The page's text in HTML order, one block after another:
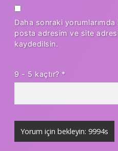
Daha sonraki yorumlarımda
posta adresim ve site
kaydedilsin.
9 - 5 kaçtır? *